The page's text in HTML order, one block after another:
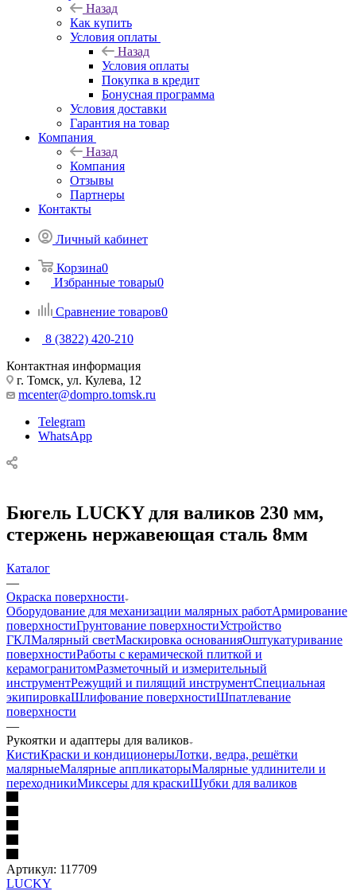
Назад
Как купить
Условия оплаты
Назад
Условия оплаты
Покупка в кредит
Бонусная программа
Условия доставки
Гарантия на товар
Компания
Назад
Компания
Отзывы
Партнеры
Контакты
Личный кабинет
Корзина0
Избранные товары0
Сравнение товаров0
8 (3822) 420-210
Контактная информация
г. Томск, ул. Кулева, 12
mcenter@dompro.tomsk.ru
Telegram
WhatsApp
Бюгель LUCKY для валиков 230 мм,
стержень нержавеющая сталь 8мм
Каталог
—
Окраска поверхности
Оборудование для механизации малярных работАрмирование
поверхностиГрунтование поверхностиУстройство
ГКЛМалярный светМаскировка основанияОштукатуривание
поверхностиРаботы с керамической плиткой и
керамогранитомРазметочный и измерительный
инструментРежущий и пилящий инструментСпециальная
экипировкаШлифование поверхностиШпатлевание
поверхности
—
Рукоятки и адаптеры для валиков
КистиКраски и кондиционерыЛотки, ведра, решётки
малярныеМалярные аппликаторыМалярные удлинители и
переходникиМиксеры для краскиШубки для валиков
Артикул: 117709
LUCKY